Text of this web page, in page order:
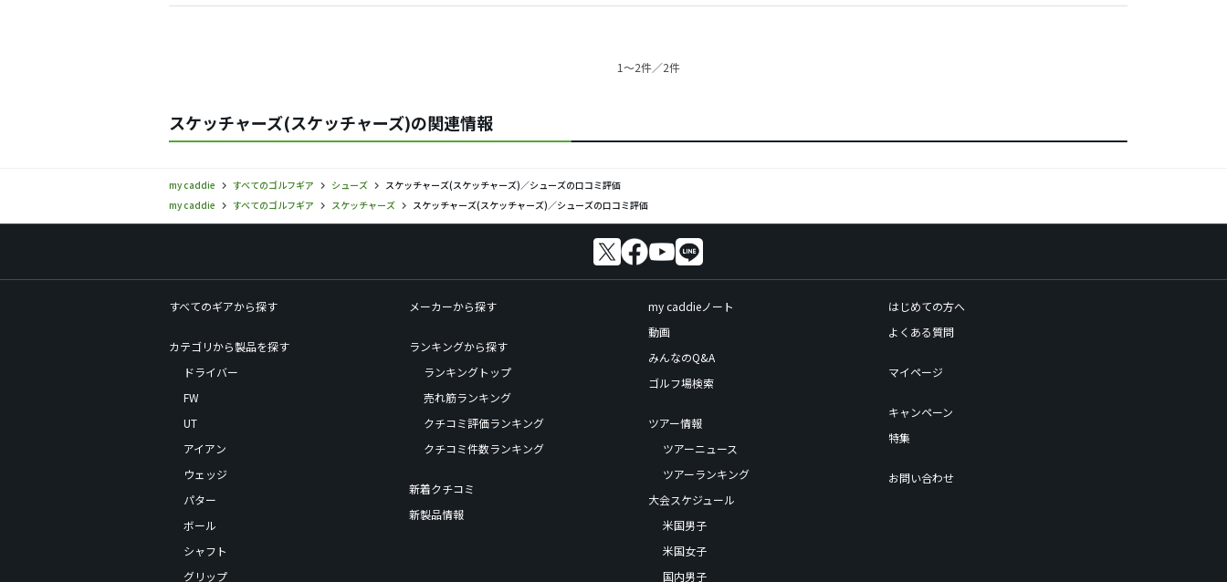
1〜2件／2件
スケッチャーズ(スケッチャーズ)の関連情報
my caddie すべてのゴルフギア シューズ
スケッチャーズ(スケッチャーズ)／シューズの口コミ評価
my caddie
すべてのゴルフギア スケッチャーズ スケッチャーズ(スケッチャーズ)／シューズの口コミ評価
すべてのギアから探す
カテゴリから製品を探す
ドライバー
FW
UT
アイアン
ウェッジ
パター
ボール
シャフト
グリップ
メーカーから探す
ランキングから探す
ランキングトップ
売れ筋ランキング
クチコミ評価ランキング
クチコミ件数ランキング
新着クチコミ
新製品情報
my caddieノート
動画
みんなのQ&A
ゴルフ場検索
ツアー情報
ツアーニュース
ツアーランキング
大会スケジュール
米国男子
米国女子
国内男子
はじめての方へ
よくある質問
マイページ
キャンペーン
特集
お問い合わせ